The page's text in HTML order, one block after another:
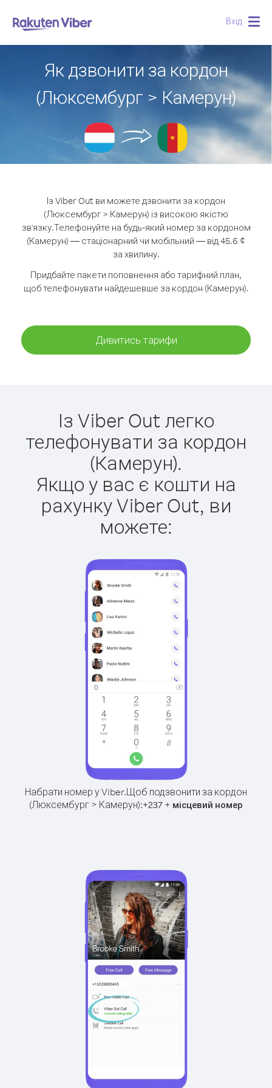
Вхід
Як дзвонити за кордон
(Люксембург > Камерун)
Із Viber Out ви можете дзвонити за кордон
(Люксембург > Камерун) із високою якістю
зв'язку.Телефонуйте на будь-який номер за кордоном
(Камерун) — стаціонарний чи мобільний — від 45.6 ¢
за хвилину.
Придбайте пакети поповнення або тарифний план,
щоб телефонувати найдешевше за кордон (Камерун).
Дивитись тарифи
Із Viber Out легко
телефонувати за кордон
(Камерун).
Якщо у вас є кошти на
рахунку Viber Out, ви
можете:
Набрати номер у Viber.Щоб подзвонити за кордон
(Люксембург > Камерун):+237 + місцевий номер